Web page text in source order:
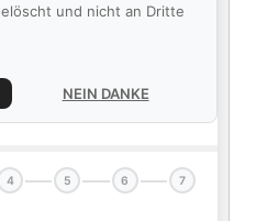
und nicht an Dritte
NEIN DANKE
4 5 6 7